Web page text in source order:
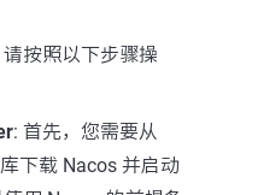
按照以下步骤操
: 首先，您需要从
下载 Nacos 并启动